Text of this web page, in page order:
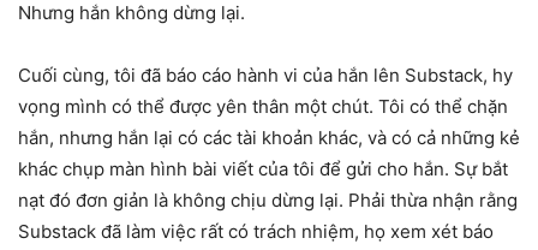
Nhưng hắn không dừng lại.
Cuối cùng, tôi đã báo cáo hành vi của hắn lên Substack, hy
vọng mình có thể được yên thân một chút. Tôi có thể chặn
hắn, nhưng hắn lại có các tài khoản khác, và có cả những kẻ
khác chụp màn hình bài viết của tôi để gửi cho hắn. Sự bắt
nạt đó đơn giản là không chịu dừng lại. Phải thừa nhận rằng
Substack đã làm việc rất có trách nhiệm, họ xem xét báo